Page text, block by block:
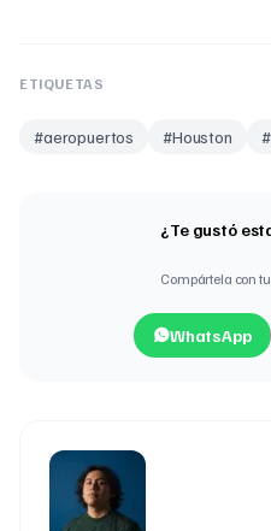
ETIQUETAS
#aeropuertos #Houston #
¿Te gustó
Compártela con
WhatsApp